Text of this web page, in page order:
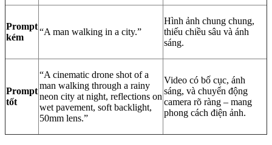
Prompt
kém
“A man walking in a city.”
Hình ảnh chung chung,
thiếu chiều sâu và ánh
sáng.
Prompt
tốt
“A cinematic drone shot of a
man walking through a rainy
neon city at night, reflections on
wet pavement, soft backlight,
50mm lens.”
Video có bố cục, ánh
sáng, và chuyển động
camera rõ ràng – mang
phong cách điện ảnh.